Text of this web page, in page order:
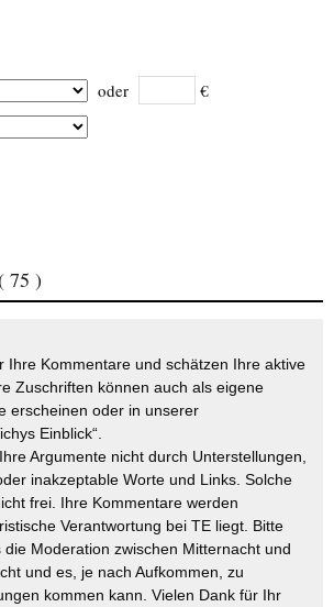
oder €
75 )
Ihre Kommentare und schätzen Ihre aktive
Zuschriften können auch als eigene
erscheinen oder in unserer
Einblick“.
Argumente nicht durch Unterstellungen,
inakzeptable Worte und Links. Solche
frei. Ihre Kommentare werden
Verantwortung bei TE liegt. Bitte
Moderation zwischen Mitternacht und
und es, je nach Aufkommen, zu
kommen kann. Vielen Dank für Ihr